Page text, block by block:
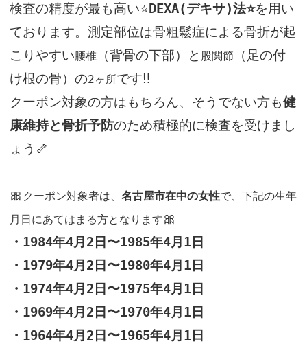
検査の精度が最も高い⭐️ DEXA(デキサ)法⭐️を用い
ております。測定部位は骨粗鬆症による骨折が起
こりやすい腰椎 （背骨の下部）と 股関節
（足の付
け根の骨）の2ヶ所です‼️
クーポン対象の方はもちろん、そうでない方も健
康維持と骨折予防のため積極的に検査を受けまし
ょう 🦴
🎀 クーポン対象者は、名古屋市在中の女性で、下記の生年
月日にあてはまる方となります🎀
・ 1984年4月 2 日〜1985年4月 1 日
・ 1979年4月 2 日〜1980年4月 1 日
・ 1974年4月 2 日〜1975年4月 1 日
・ 1969年4月 2 日〜1970年4月 1 日
・ 1964年4月 2 日〜1965年4月 1 日